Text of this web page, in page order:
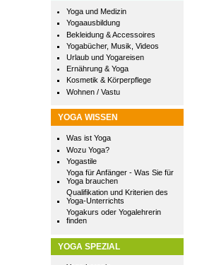
Yoga und Medizin
Yogaausbildung
Bekleidung & Accessoires
Yogabücher, Musik, Videos
Urlaub und Yogareisen
Ernährung & Yoga
Kosmetik & Körperpflege
Wohnen / Vastu
YOGA WISSEN
Was ist Yoga
Wozu Yoga?
Yogastile
Yoga für Anfänger - Was Sie für
Yoga brauchen
Qualifikation und Kriterien des
Yoga-Unterrichts
Yogakurs oder Yogalehrerin
finden
YOGA SPEZIAL